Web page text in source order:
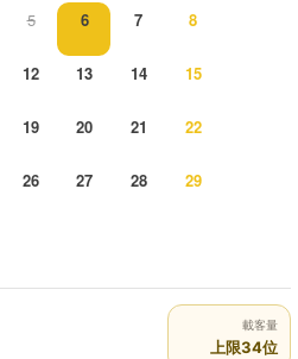
5 6 7 8
12 13 14 15
19 20 21 22
26 27 28 29
載客量
上限34位